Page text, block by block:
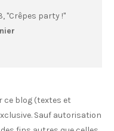
"Crêpes party !"
ce blog (textes et
Sauf autorisation